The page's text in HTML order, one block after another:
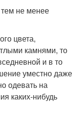
не менее
цвета,
камнями, то
и в то
уместно даже
одевать на
каких-нибудь